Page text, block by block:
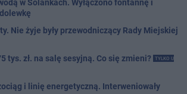
w Solankach. Wyłączono fontannę i
Nie żyje były przewodniczący Rady Miejskiej
tys. zł. na salę sesyjną. Co się zmieni?
TYLKO U
i linię energetyczną. Interweniowały